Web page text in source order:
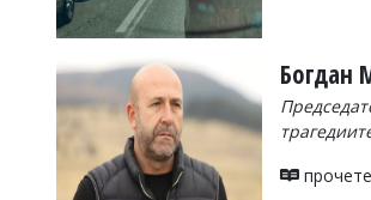
обиден
сигнализирайте
Богдан